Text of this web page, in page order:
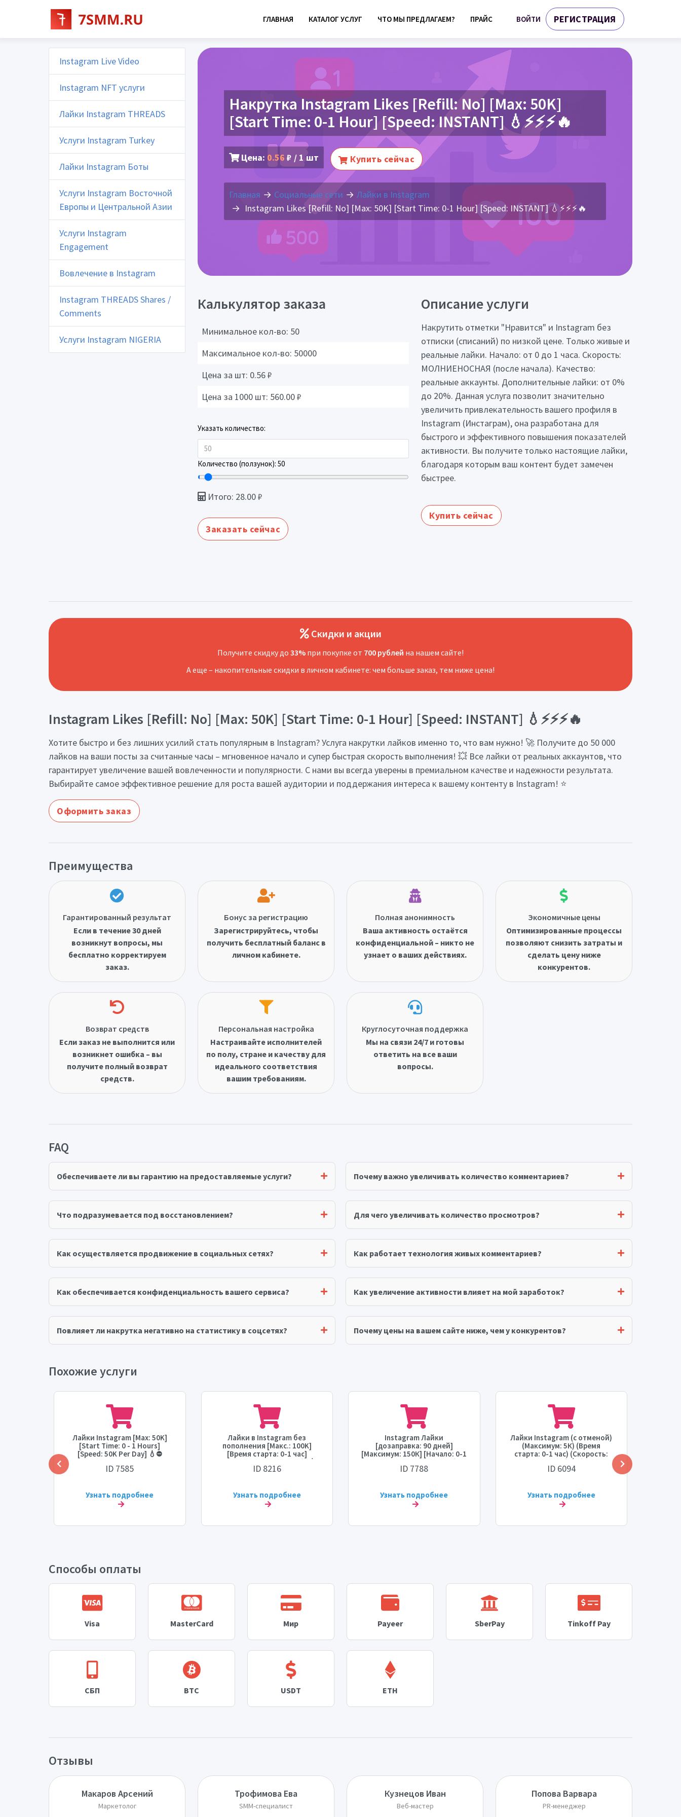
ГЛАВНАЯ КАТАЛОГ УСЛУГ ЧТО МЫ ПРЕДЛАГАЕМ? ПРАЙС ВОЙТИ РЕГИСТРАЦИЯ
Instagram Live Video
Instagram NFT услуги
Лайки Instagram THREADS
Услуги Instagram Turkey
Лайки Instagram Боты
Услуги Instagram Восточной
Европы и Центральной Азии
Услуги Instagram
Engagement
Вовлечение в Instagram
Instagram THREADS Shares /
Comments
Услуги Instagram NIGERIA
Накрутка Instagram Likes [Refill: No] [Max: 50K]
[Start Time: 0-1 Hour] [Speed: INSTANT] 💧⚡⚡⚡🔥
Цена: 0.56 ₽ / 1 шт Купить сейчас
Главная Социальные сети
Лайки в Instagram
Instagram Likes [Refill: No] [Max: 50K] [Start Time: 0-1 Hour] [Speed: INSTANT] 💧⚡⚡⚡🔥
Калькулятор заказа
Минимальное кол-во: 50
Максимальное кол-во: 50000
Цена за шт: 0.56₽
Цена за 1000 шт: 560.00₽
Указать количество:
Количество (ползунок): 50
Итого: 28.00₽
Заказать сейчас
Описание услуги
Накрутить отметки "Нравится" и Instagram без
отписки (списаний) по низкой цене. Только живые и
реальные лайки. Начало: от 0 до 1 часа. Скорость:
МОЛНИЕНОСНАЯ (после начала). Качество:
реальные аккаунты. Дополнительные лайки: от 0%
до 20%. Данная услуга позволит значительно
увеличить привлекательность вашего профиля в
Instagram (Инстаграм), она разработана для
быстрого и эффективного повышения показателей
активности. Вы получите только настоящие лайки,
благодаря которым ваш контент будет замечен
быстрее.
Купить сейчас
Скидки и акции
Получите скидку до 33% при покупке от 700 рублей на нашем сайте!
А еще – накопительные скидки в личном кабинете: чем больше заказ, тем ниже цена!
Instagram Likes [Refill: No] [Max: 50K] [Start Time: 0-1 Hour] [Speed: INSTANT] 💧⚡⚡⚡🔥
Хотите быстро и без лишних усилий стать популярным в Instagram? Услуга накрутки лайков именно то, что вам нужно! 🚀 Получите до 50 000
лайков на ваши посты за считанные часы – мгновенное начало и супер быстрая скорость выполнения! 💥 Все лайки от реальных аккаунтов, что
гарантирует увеличение вашей вовлеченности и популярности. С нами вы всегда уверены в премиальном качестве и надежности результата.
Выбирайте самое эффективное решение для роста вашей аудитории и поддержания интереса к вашему контенту в Instagram! ⭐
Оформить заказ
Преимущества
Гарантированный результат
Если в течение 30 дней
возникнут вопросы, мы
бесплатно корректируем
заказ.
Бонус за регистрацию
Зарегистрируйтесь, чтобы
получить бесплатный баланс в
личном кабинете.
Полная анонимность
Ваша активность остаётся
конфиденциальной – никто не
узнает о ваших действиях.
Экономичные цены
Оптимизированные процессы
позволяют снизить затраты и
сделать цену ниже
конкурентов.
Возврат средств
Если заказ не выполнится или
возникнет ошибка – вы
получите полный возврат
средств.
Персональная настройка
Настраивайте исполнителей
по полу, стране и качеству для
идеального соответствия
вашим требованиям.
Круглосуточная поддержка
Мы на связи 24/7 и готовы
ответить на все ваши
вопросы.
FAQ
Обеспечиваете ли вы гарантию на предоставляемые услуги? Почему важно увеличивать количество комментариев?
Что подразумевается под восстановлением? Для чего увеличивать количество просмотров?
Как осуществляется продвижение в социальных сетях? Как работает технология живых комментариев?
Как обеспечивается конфиденциальность вашего сервиса? Как увеличение активности влияет на мой заработок?
Повлияет ли накрутка негативно на статистику в соцсетях? Почему цены на вашем сайте ниже, чем у конкурентов?
Похожие услуги
Лайки Instagram [Max: 50K]
[Start Time: 0 - 1 Hours]
[Speed: 50K Per Day] 💧⛔
ID 7585
Узнать подробнее
Лайки в Instagram без
пополнения [Макс.: 100K]
[Время старта: 0-1 час]
[Скорость: 300K/день] ⚡⛔💧
ID 8216
Узнать подробнее
Instagram Лайки
[дозаправка: 90 дней]
[Максимум: 150К] [Начало: 0-1
ч] [Скорость: 150К/день] ♻️ ⛔
💧
ID 7788
Узнать подробнее
Лайки Instagram (с отменой)
(Максимум: 5К) (Время
старта: 0-1 час) (Скорость:
мгновенно) 💧⚡⛔🔥
ID 6094
Узнать подробнее
Способы оплаты
Visa MasterCard Мир Payeer SberPay Tinkoff Pay
СБП BTC USDT ETH
Отзывы
Макаров Арсений
Маркетолог
Трофимова Ева
SMM-специалист
Кузнецов Иван
Веб-мастер
Попова Варвара
PR-менеджер